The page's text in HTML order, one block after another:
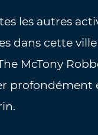
les autres
dans cette
McTony
profondément